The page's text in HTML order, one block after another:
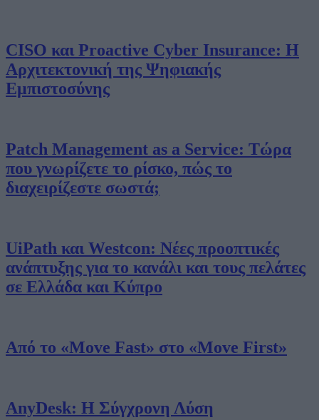
CISO και Proactive Cyber Insurance: Η
Αρχιτεκτονική της Ψηφιακής
Εμπιστοσύνης
Patch Management as a Service: Τώρα
που γνωρίζετε το ρίσκο, πώς το
διαχειρίζεστε σωστά;
UiPath και Westcon: Νέες προοπτικές
ανάπτυξης για το κανάλι και τους πελάτες
σε Ελλάδα και Κύπρο
Από το «Move Fast» στο «Move First»
AnyDesk: Η Σύγχρονη Λύση